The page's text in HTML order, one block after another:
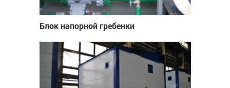
Блок напорной гребенки